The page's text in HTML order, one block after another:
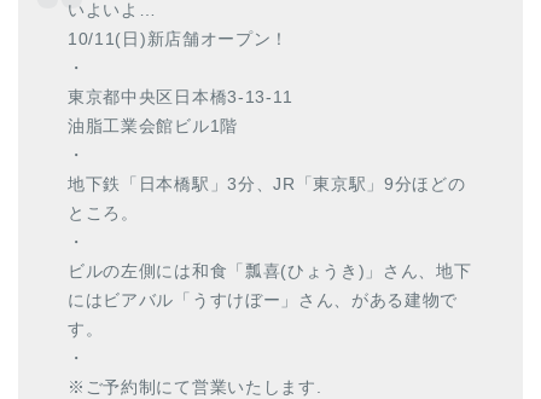
いよいよ…
10/11(日)新店舗オープン！
・
東京都中央区日本橋3-13-11
油脂工業会館ビル1階
・
地下鉄「日本橋駅」3分、JR「東京駅」9分ほどの
ところ。
・
ビルの左側には和食「瓢喜(ひょうき)」さん、地下
にはビアバル「うすけぼー」さん、がある建物で
す。
・
※ご予約制にて営業いたします.